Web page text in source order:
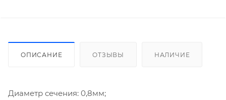
ОПИСАНИЕ ОТЗЫВЫ НАЛИЧИЕ
Диаметр сечения: 0,8мм;